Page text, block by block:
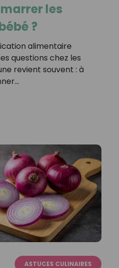
les
?
alimentaire
questions chez les
revient souvent : à
ASTUCES CULINAIRES